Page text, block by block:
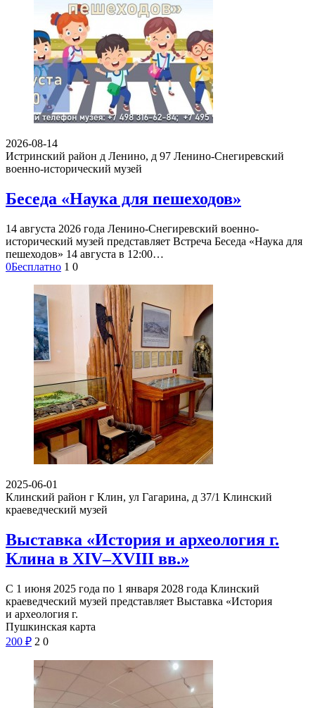
2026-08-14
Истринский район д Ленино, д 97 Ленино-Снегиревский
военно-исторический музей
Беседа «Наука для пешеходов»
14 августа 2026 года Ленино-Снегиревский военно-
исторический музей представляет Встреча Беседа «Наука для
пешеходов» 14 августа в 12:00…
0Бесплатно 1 0
2025-06-01
Клинский район г Клин, ул Гагарина, д 37/1 Клинский
краеведческий музей
Выставка «История и археология г.
Клина в XIV–XVIII вв.»
С 1 июня 2025 года по 1 января 2028 года Клинский
краеведческий музей представляет Выставка «История
и археология г.
Пушкинская карта
200 ₽ 2 0